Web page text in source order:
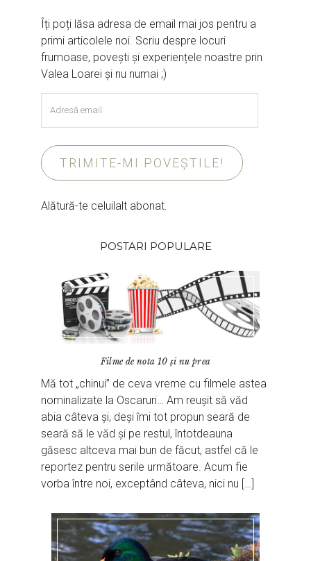
Îți poți lăsa adresa de email mai jos pentru a
primi articolele noi. Scriu despre locuri
frumoase, povești și experiențele noastre prin
Valea Loarei și nu numai ;)
email
TRIMITE-MI POVEȘTILE!
Alătură-te celuilalt abonat.
POSTARI POPULARE
Filme de nota 10 și nu prea
Mă tot „chinui” de ceva vreme cu filmele astea
nominalizate la Oscaruri… Am reușit să văd
abia câteva și, deși îmi tot propun seară de
seară să le văd și pe restul, întotdeauna
găsesc altceva mai bun de făcut, astfel că le
reportez pentru serile următoare. Acum fie
vorba între noi, exceptând câteva, nici nu […]